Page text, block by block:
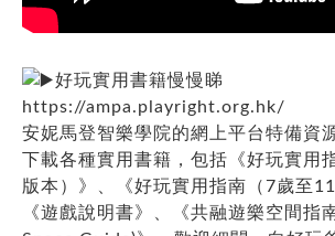
好玩實用書籍慢慢睇
https://ampa.playright.org.hk/
安妮馬登智樂學院的網上平台特備資
下載各種實用書籍，包括《好玩實用
版本）》、《好玩實用指南（7歲至11
《遊戲說明書》、《共融遊樂空間指